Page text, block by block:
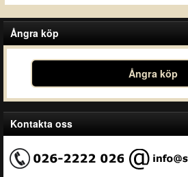
Ångra köp
Ångra köp
Kontakta oss